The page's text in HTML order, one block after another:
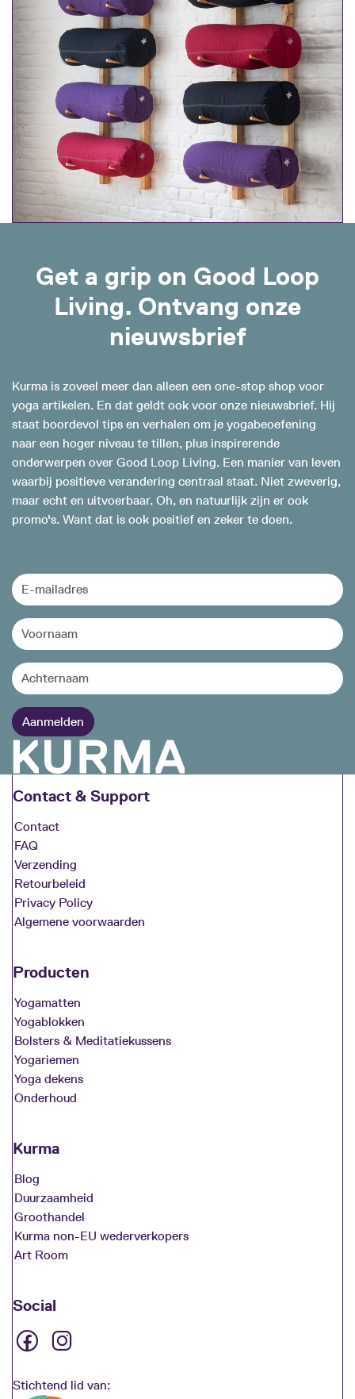
Get a grip on Good Loop
Living. Ontvang onze
nieuwsbrief
Kurma is zoveel meer dan alleen een one-stop shop voor
yoga artikelen. En dat geldt ook voor onze nieuwsbrief. Hij
staat boordevol tips en verhalen om je yogabeoefening
naar een hoger niveau te tillen, plus inspirerende
onderwerpen over Good Loop Living. Een manier van leven
waarbij positieve verandering centraal staat. Niet zweverig,
maar echt en uitvoerbaar. Oh, en natuurlijk zijn er ook
promo's. Want dat is ook positief en zeker te doen.
Contact & Support
Contact
FAQ
Verzending
Retourbeleid
Privacy Policy
Algemene voorwaarden
Producten
Yogamatten
Yogablokken
Bolsters & Meditatiekussens
Yogariemen
Yoga dekens
Onderhoud
Kurma
Blog
Duurzaamheid
Groothandel
Kurma non-EU wederverkopers
Art Room
Social
Stichtend lid van: